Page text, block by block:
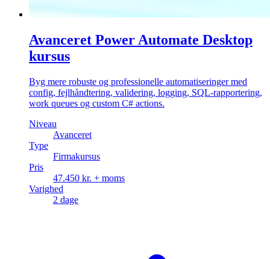
Avanceret Power Automate Desktop
kursus
Byg mere robuste og professionelle automatiseringer med
config, fejlhåndtering, validering, logging, SQL-rapportering,
work queues og custom C# actions.
Niveau
Avanceret
Type
Firmakursus
Pris
47.450 kr. + moms
Varighed
2 dage